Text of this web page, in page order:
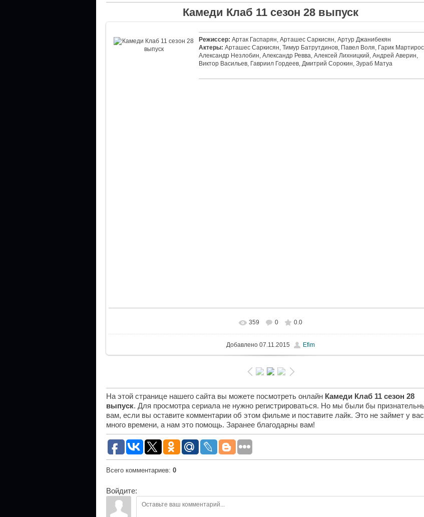
Камеди Клаб 11 сезон 28 выпуск
Режиссер: Артак Гаспарян, Арташес Саркисян, Артур Джанибекян
Актеры: Арташес Саркисян, Тимур Батрутдинов, Павел Воля, Гарик
Александр Незлобин, Александр Ревва, Алексей Лихницкий, Андрей Аверин,
Виктор Васильев, Гавриил Гордеев, Дмитрий Сорокин, Зураб Матуа
359 0 0.0
Добавлено 07.11.2015 Efim
На этой странице нашего сайта вы можете посмотреть онлайн Камеди Клаб 11 сезон 28
выпуск. Для просмотра сериала не нужно регистрироваться. Но мы были бы
вам, если вы оставите комментарии об этом фильме и поставите лайк. Это не займет у вас
много времени, а нам это помощь. Заранее благодарны вам!
Всего комментариев: 0
Войдите: